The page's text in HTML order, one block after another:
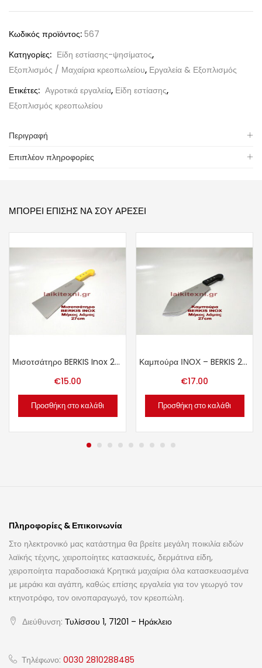
Κωδικός προϊόντος: 567
Κατηγορίες: Είδη εστίασης-ψησίματος,
Εξοπλισμός / Μαχαίρια κρεοπωλείου, Εργαλεία & Εξοπλισμός
Ετικέτες: Αγροτικά εργαλεία, Είδη εστίασης,
Εξοπλισμός κρεοπωλείου
Περιγραφή
Επιπλέον πληροφορίες
ΜΠΟΡΕΊ ΕΠΊΣΗΣ ΝΑ ΣΟΥ ΑΡΈΣΕΙ
Μισοτσάτηρο BERKIS Inox 27cm.
€15.00
Προσθήκη στο καλάθι
Καμπούρα ΙΝΟΧ – BERKIS 27cm.
€17.00
Προσθήκη στο καλάθι
Πληροφορίες & Επικοινωνία
Στο ηλεκτρονικό μας κατάστημα θα βρείτε μεγάλη ποικιλία ειδών
λαϊκής τέχνης, χειροποίητες κατασκευές, δερμάτινα είδη,
χειροποίητα παραδοσιακά Κρητικά μαχαίρια όλα κατασκευασμένα
με μεράκι και αγάπη, καθώς επίσης εργαλεία για τον γεωργό τον
κτηνοτρόφο, τον οινοπαραγωγό, τον κρεοπώλη.
Διεύθυνση: Τυλίσσου 1, 71201 – Ηράκλειο
Τηλέφωνο: 0030 2810288485